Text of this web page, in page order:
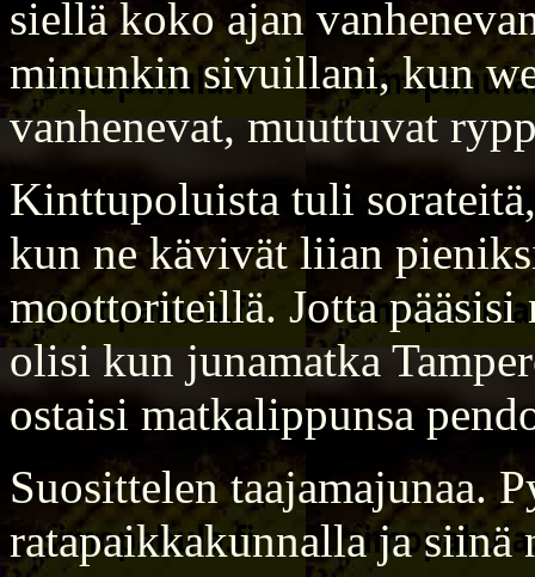
siellä koko ajan
minunkin sivuillani, kun
vanhenevat, muuttuvat
Kinttupoluista tuli
kun ne kävivät liian
moottoriteillä. Jotta pääsisi
olisi kun junamatka
ostaisi matkalippunsa
Suosittelen taajamajunaa.
ratapaikkakunnalla ja siinä